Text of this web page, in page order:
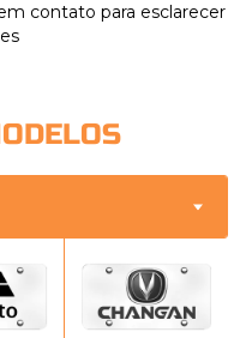
contato para esclarecer